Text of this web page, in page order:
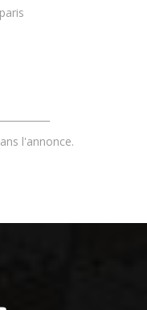
l'annonce.